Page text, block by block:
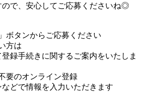
ので、安心してご応募くださいね◎
ボタンからご応募ください
方は
録手続きに関するご案内をいたしま
要のオンライン登録
どで情報を入力いただきます